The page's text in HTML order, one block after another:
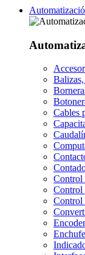
Cables
Control
Control
Control